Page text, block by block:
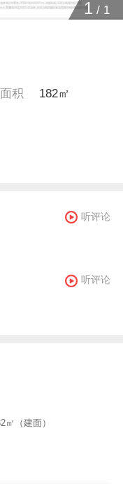
1 / 1
积
182㎡
听评论
听评论
（建面）